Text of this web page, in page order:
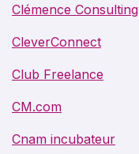
Clémence Consulting
CleverConnect
Club Freelance
CM.com
Cnam incubateur